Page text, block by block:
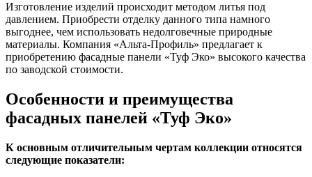
Изготовление изделий происходит методом литья под
давлением. Приобрести отделку данного типа намного
выгоднее, чем использовать недолговечные природные
материалы. Компания «Альта-Профиль» предлагает к
приобретению фасадные панели «Туф Эко» высокого качества
по заводской стоимости.
Особенности и преимущества
фасадных панелей «Туф Эко»
К основным отличительным чертам коллекции относятся
следующие показатели: